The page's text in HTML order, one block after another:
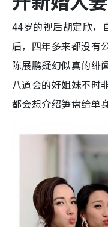
44岁的视后胡定欣，
后，四年多来都没有
陈展鹏疑幻似真的绯
八道会的好姐妹不时
都会想介绍笋盘给单